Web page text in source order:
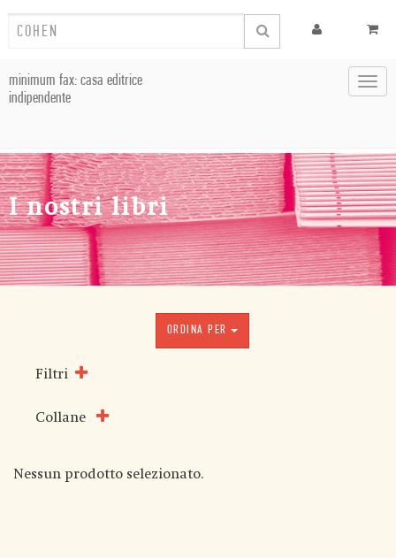
minimum fax: casa editrice
indipendente
I nostri libri
ORDINA PER
Filtri
Collane
Nessun prodotto selezionato.